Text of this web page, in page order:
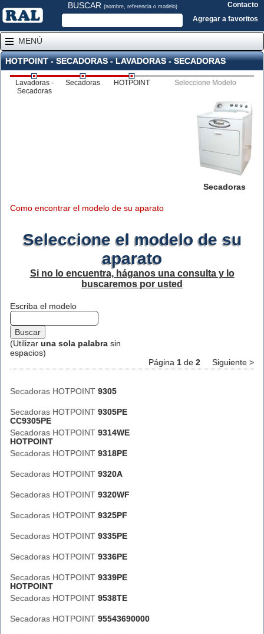
BUSCAR (nombre, referencia o modelo)
Contacto
Agregar a favoritos
MENÚ
HOTPOINT - SECADORAS - LAVADORAS - SECADORAS
Lavadoras -
Secadoras
Secadoras HOTPOINT Seleccione Modelo
Secadoras
Como encontrar el modelo de su aparato
Seleccione el modelo de su
aparato
Si no lo encuentra, háganos una consulta y lo
buscaremos por usted
Escriba el modelo
(Utilizar una sola palabra sin
espacios)
Página 1 de 2 Siguiente >
Secadoras HOTPOINT 9305
Secadoras HOTPOINT 9305PE
CC9305PE
Secadoras HOTPOINT 9314WE
HOTPOINT
Secadoras HOTPOINT 9318PE
Secadoras HOTPOINT 9320A
Secadoras HOTPOINT 9320WF
Secadoras HOTPOINT 9325PF
Secadoras HOTPOINT 9335PE
Secadoras HOTPOINT 9336PE
Secadoras HOTPOINT 9339PE
HOTPOINT
Secadoras HOTPOINT 9538TE
Secadoras HOTPOINT 95543690000